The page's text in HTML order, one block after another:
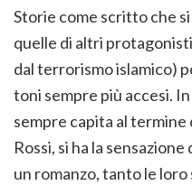
Storie come scritto che
quelle di altri
dal terrorismo islamico)
toni sempre più accesi.
sempre capita al termine
Rossi, si ha la
un romanzo, tanto le loro